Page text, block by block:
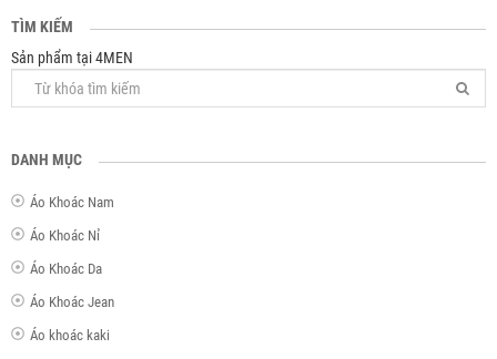
TÌM KIẾM
Sản phẩm tại 4MEN
DANH MỤC
Áo Khoác Nam
Áo Khoác Nỉ
Áo Khoác Da
Áo Khoác Jean
Áo khoác kaki